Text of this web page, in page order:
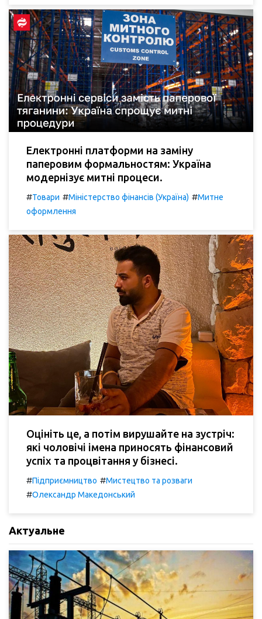
Електронні платформи на заміну
паперовим формальностям: Україна
модернізує митні процеси.
#Товари #Міністерство фінансів (Україна) #Митне
оформлення
Оцініть це, а потім вирушайте на зустріч:
які чоловічі імена приносять фінансовий
успіх та процвітання у бізнесі.
#Підприємництво #Мистецтво та розваги
#Олександр Македонський
Актуальне